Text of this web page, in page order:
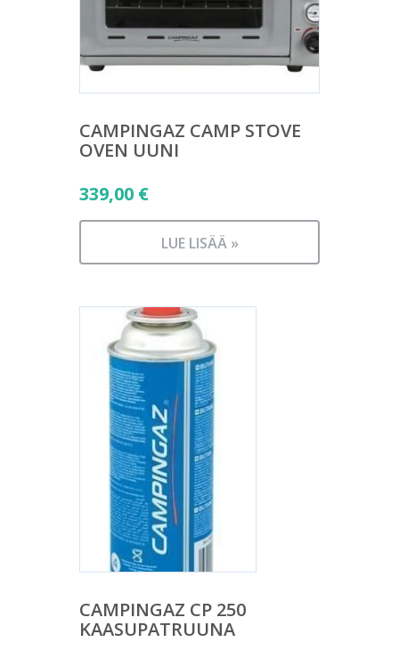
CAMPINGAZ CAMP STOVE
OVEN UUNI
339,00 €
LUE LISÄÄ »
CAMPINGAZ CP 250
KAASUPATRUUNA